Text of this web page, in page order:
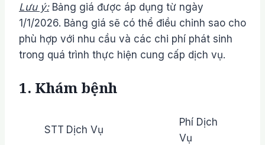
Lưu ý:Bảng giá được áp dụng từ ngày
1/1/2026. Bảng giá sẽ có thể điều chỉnh sao cho
phù hợp với nhu cầu và các chi phí phát sinh
trong quá trình thực hiện cung cấp dịch vụ.
1. Khám bệnh
STT Dịch Vụ
Phí Dịch
Vụ